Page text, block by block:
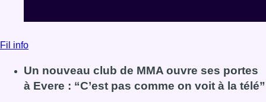
Fil info
Un nouveau club de MMA ouvre ses portes
à Evere : “C’est pas comme on voit à la télé”